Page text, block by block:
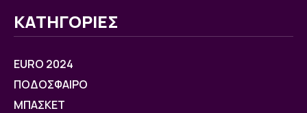
ΚΑΤΗΓΟΡΙΕΣ
EURO 2024
ΠΟΔΟΣΦΑΙΡΟ
ΜΠΑΣΚΕΤ